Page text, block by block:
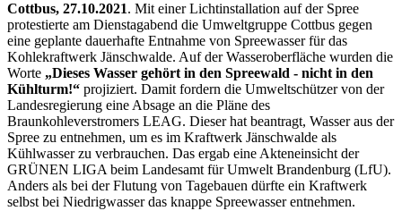
Cottbus, 27.10.2021. Mit einer Lichtinstallation auf der Spree
protestierte am Dienstagabend die Umweltgruppe Cottbus gegen
eine geplante dauerhafte Entnahme von Spreewasser für das
Kohlekraftwerk Jänschwalde. Auf der Wasseroberfläche wurden die
Worte „Dieses Wasser gehört in den Spreewald - nicht in den
Kühlturm!“ projiziert. Damit fordern die Umweltschützer von der
Landesregierung eine Absage an die Pläne des
Braunkohleverstromers LEAG. Dieser hat beantragt, Wasser aus der
Spree zu entnehmen, um es im Kraftwerk Jänschwalde als
Kühlwasser zu verbrauchen. Das ergab eine Akteneinsicht der
GRÜNEN LIGA beim Landesamt für Umwelt Brandenburg (LfU).
Anders als bei der Flutung von Tagebauen dürfte ein Kraftwerk
selbst bei Niedrigwasser das knappe Spreewasser entnehmen.